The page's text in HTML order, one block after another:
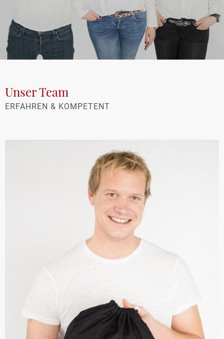
Unser Team
ERFAHREN & KOMPETENT